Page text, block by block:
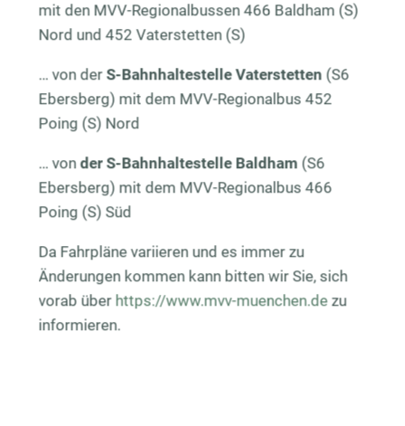
mit den MVV-Regionalbussen 466 Baldham (S)
Nord und 452 Vaterstetten (S)
… von der S-Bahnhaltestelle Vaterstetten (S6
Ebersberg) mit dem MVV-Regionalbus 452
Poing (S) Nord
… vonder S-Bahnhaltestelle Baldham (S6
Ebersberg) mit dem MVV-Regionalbus 466
Poing (S) Süd
Da Fahrpläne variieren und es immer zu
Änderungen kommen kann bitten wir Sie, sich
vorab über https://www.mvv-muenchen.dezu
informieren.